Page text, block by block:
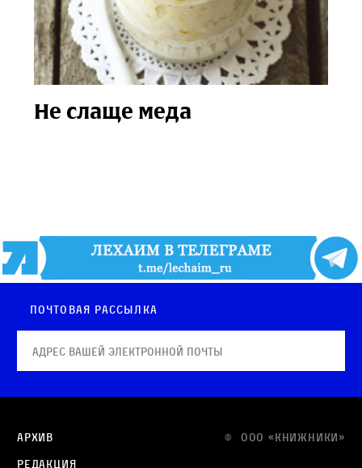
Не слаще меда
Почтовая рассылка
© OOO «КНИЖНИКИ»
Архив
Редакция